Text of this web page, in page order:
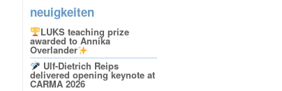
neuigkeiten
LUKS teaching prize
awarded to Annika
Overlander
Ulf-Dietrich Reips
delivered opening keynote at
CARMA 2026